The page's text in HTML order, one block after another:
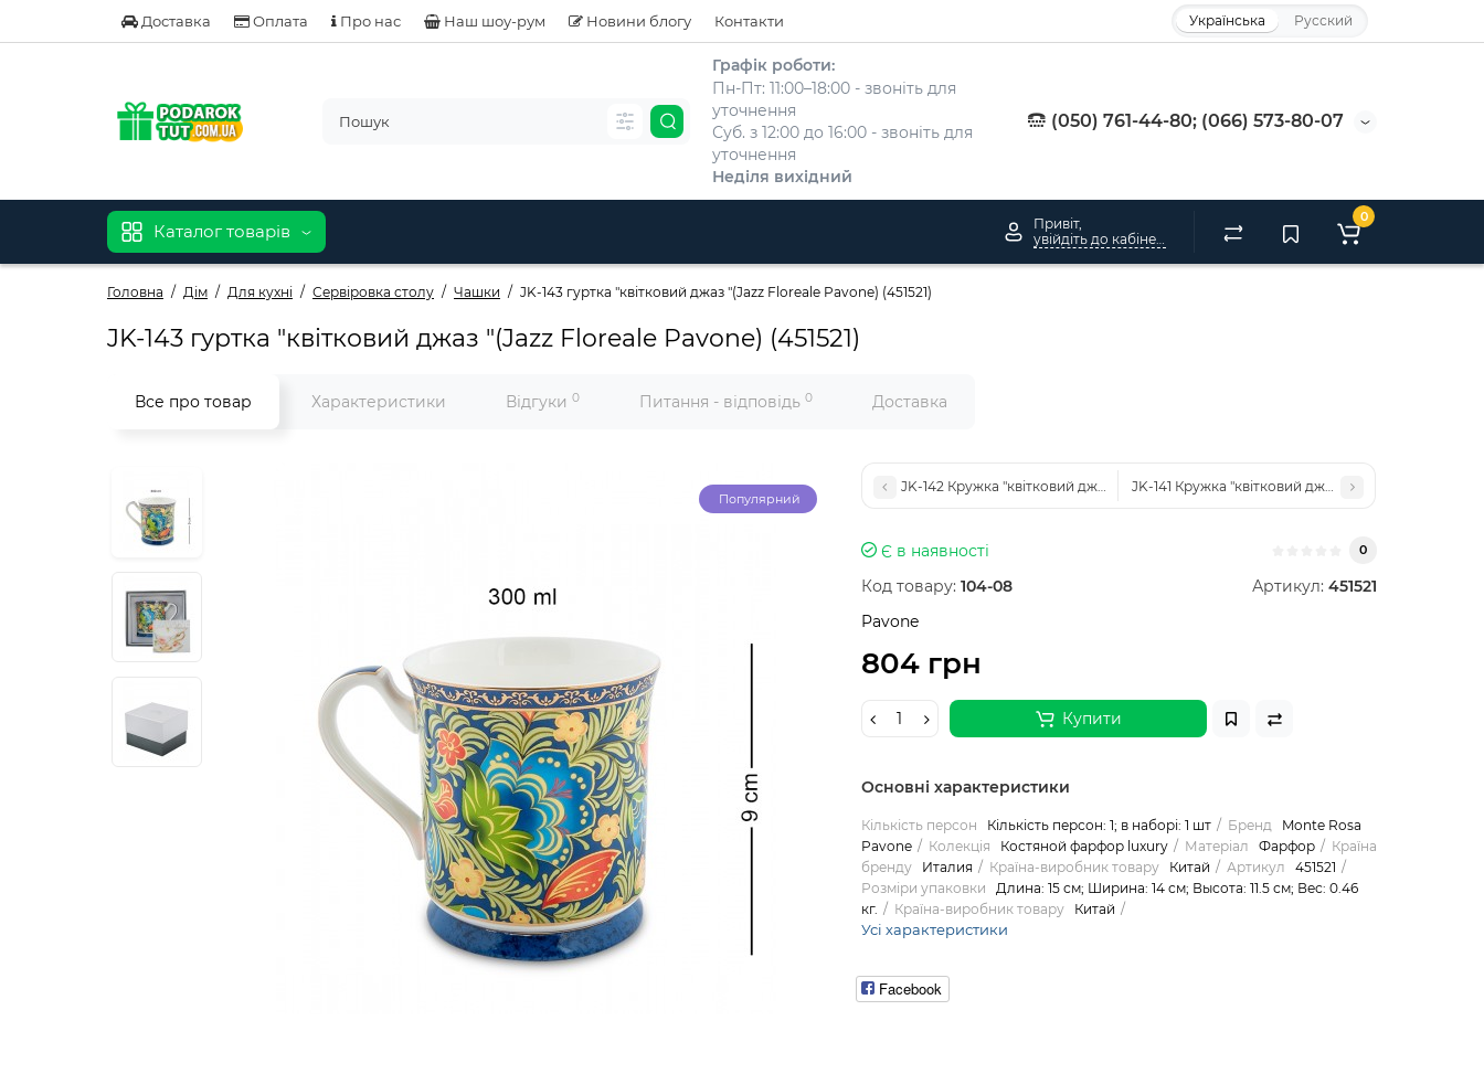
Доставка Оплата Про нас Наш шоу-рум Новини блогу Контакти Українська Русский
Графік роботи:
Пн-Пт: 11:00–18:00 - звоніть для
уточнення
Суб. з 12:00 до 16:00 - звоніть для
уточнення
Неділя вихідний
(050) 761-44-80; (066) 573-80-07
Каталог товарів
Привіт,
0
Головна Дім Для кухні Сервіровка столу Чашки JK-143 гуртка "квітковий джаз "(Jazz Floreale Pavone) (451521)
JK-143 гуртка "квітковий джаз "(Jazz Floreale Pavone) (451521)
Все про товар Характеристики Відгуки 0 Питання - відповідь 0 Доставка
Популярний
JK-142 Кружка "квітковий джаз "(Jazz Floreale Pavone) (451520)
JK-141 Кружка "квітковий джаз "(Jazz Floreale
Є в наявності 0
Код товару: 104-08 Артикул: 451521
Pavone
804 грн
Купити
Основні характеристики
Кількість персон Кількість персон: 1; в наборі: 1 шт Бренд
Monte Rosa
Pavone
Колекція Костяной фарфор luxury Матеріал Фарфор
Країна
бренду
Италия Країна-виробник товару Китай Артикул
451521
Розміри упаковки
Длина: 15 см; Ширина: 14 см; Высота: 11.5 см; Вес: 0.46
кг.
Країна-виробник товару Китай
Усі характеристики
Facebook